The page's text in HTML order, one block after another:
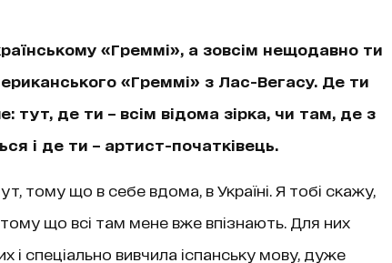
«Греммі», а зовсім нещодавно ти
«Греммі» з Лас-Вегасу. Де ти
тут, де ти – всім відома зірка, чи там, де з
і де ти – артист-початківець.
тому що в себе вдома, в Україні. Я тобі скажу,
що всі там мене вже впізнають. Для них
і спеціально вивчила іспанську мову, дуже